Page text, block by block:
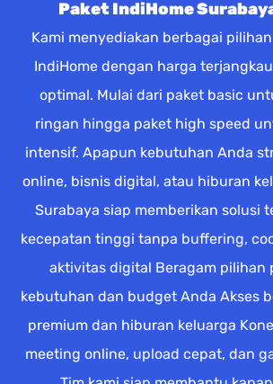
Paket IndiHome
Kami menyediakan berbagai
IndiHome dengan harga
optimal. Mulai dari paket basic
ringan hingga paket high speed
intensif. Apapun kebutuhan Anda
online, bisnis digital, atau hiburan
Surabaya siap memberikan solusi
kecepatan tinggi tanpa buffering,
aktivitas digital Beragam pilihan
kebutuhan dan budget Anda Akses
premium dan hiburan keluarga
meeting online, upload cepat, dan